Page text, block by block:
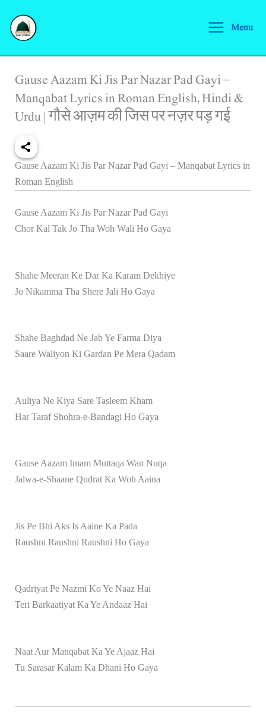
content
Menu
Gause Aazam Ki Jis Par Nazar Pad Gayi –
Manqabat Lyrics in Roman English, Hindi &
Urdu | गौसे आज़म की जिस पर नज़र पड़ गई
Gause Aazam Ki Jis Par Nazar Pad Gayi – Manqabat Lyrics in
Roman English
Gause Aazam Ki Jis Par Nazar Pad Gayi
Chor Kal Tak Jo Tha Woh Wali Ho Gaya
Shahe Meeran Ke Dar Ka Karam Dekhiye
Jo Nikamma Tha Shere Jali Ho Gaya
Shahe Baghdad Ne Jab Ye Farma Diya
Saare Waliyon Ki Gardan Pe Mera Qadam
Auliya Ne Kiya Sare Tasleem Kham
Har Taraf Shohra-e-Bandagi Ho Gaya
Gause Aazam Imam Muttaqa Wan Nuqa
Jalwa-e-Shaane Qudrat Ka Woh Aaina
Jis Pe Bhi Aks Is Aaine Ka Pada
Raushni Raushni Raushni Ho Gaya
Qadriyat Pe Nazmi Ko Ye Naaz Hai
Teri Barkaatiyat Ka Ye Andaaz Hai
Naat Aur Manqabat Ka Ye Ajaaz Hai
Tu Sarasar Kalam Ka Dhani Ho Gaya
e
c
h